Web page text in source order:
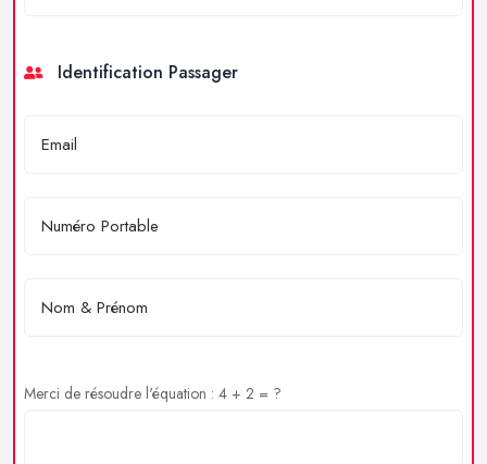
Identification Passager
Merci de résoudre l'équation : 4 + 2 = ?